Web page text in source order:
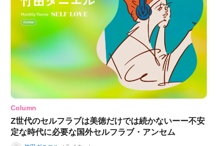
Column
Z世代のセルフラブは美徳だけでは続かないーー不安
定な時代に必要な国外セルフラブ・アンセム